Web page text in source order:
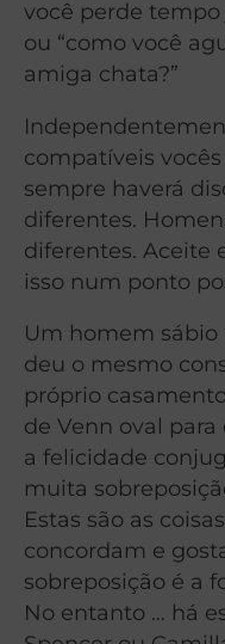
você perde tempo
ou “como você
amiga chata?”
compatíveis
sempre haverá
diferentes.
diferentes. Aceite
isso num ponto
Um homem
deu o mesmo
próprio
de Venn oval
a felicidade
muita
Estas são as
concordam e
sobreposição é a
No entanto … há